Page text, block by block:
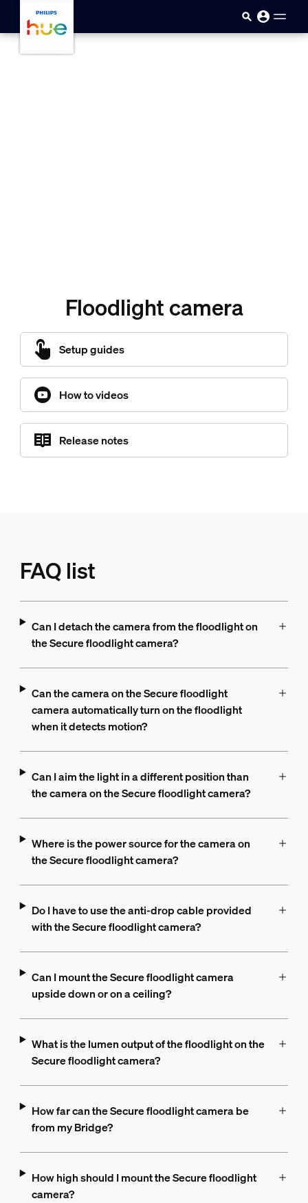
Floodlight camera
Setup guides
How to videos
Release notes
FAQ list
Can I detach the camera from the floodlight on
the Secure floodlight camera?
Can the camera on the Secure floodlight
camera automatically turn on the floodlight
when it detects motion?
Can I aim the light in a different position than
the camera on the Secure floodlight camera?
Where is the power source for the camera on
the Secure floodlight camera?
Do I have to use the anti-drop cable provided
with the Secure floodlight camera?
Can I mount the Secure floodlight camera
upside down or on a ceiling?
What is the lumen output of the floodlight on the
Secure floodlight camera?
How far can the Secure floodlight camera be
from my Bridge?
How high should I mount the Secure floodlight
camera?